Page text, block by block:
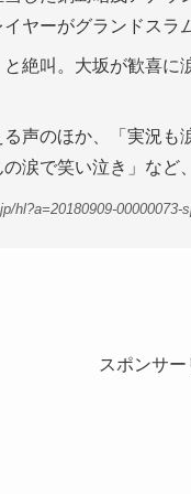
ヤーがグランドスラ
絶叫。大坂が歓喜
声のほか、「実況
涙で笑い泣き」など
hl?a=20180909-00000073-
スポンサー